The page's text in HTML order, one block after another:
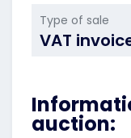
Type of sale
VAT
auction: